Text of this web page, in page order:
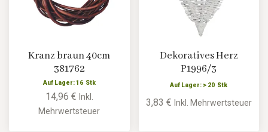
Kranz braun 40cm
381762
Auf Lager: 16 Stk
14,96 € Inkl.
Mehrwertsteuer
Dekoratives Herz
P1996/3
Auf Lager: > 20 Stk
3,83 € Inkl. Mehrwertsteuer